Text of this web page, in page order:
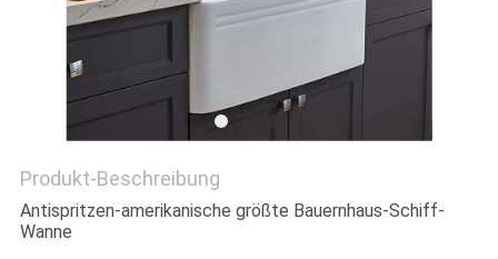
Produkt-Beschreibung
Antispritzen-amerikanische größte Bauernhaus-Schiff-
Wanne